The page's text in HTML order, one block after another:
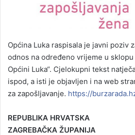
Općina Luka raspisala je javni poziv
odnos na određeno vrijeme u sklopu
Općini Luka“. Cjelokupni tekst
ispod, a isti je objavljen i na web
za zapošljavanje. https://
REPUBLIKA HRVATSKA
ZAGREBAČKA ŽUPANIJA